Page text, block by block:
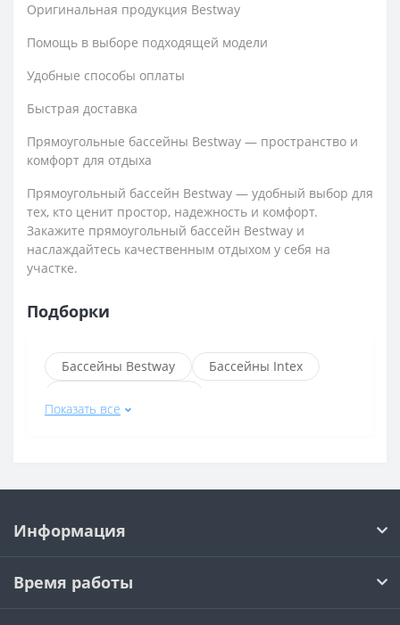
Оригинальная продукция Bestway
Помощь в выборе подходящей модели
Удобные способы оплаты
Быстрая доставка
Прямоугольные бассейны Bestway — пространство и
комфорт для отдыха
Прямоугольный бассейн Bestway — удобный выбор для
тех, кто ценит простор, надежность и комфорт.
Закажите прямоугольный бассейн Bestway и
наслаждайтесь качественным отдыхом у себя на
участке.
Подборки
Бассейны Bestway
Бассейны Intex
Бассейны Bestway диаметр 305 см
Прямоугольные бассейны Bestway
Показать все
Информация
Время работы